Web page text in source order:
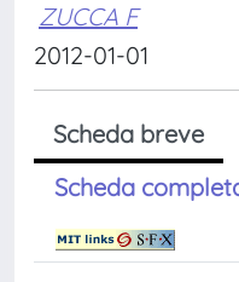
ZUCCA F
2012-01-01
Scheda breve
Scheda